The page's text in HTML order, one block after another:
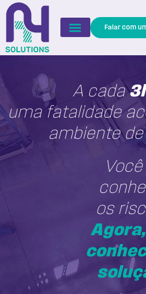
Falar com
A cada
uma fatalidade
ambiente
os